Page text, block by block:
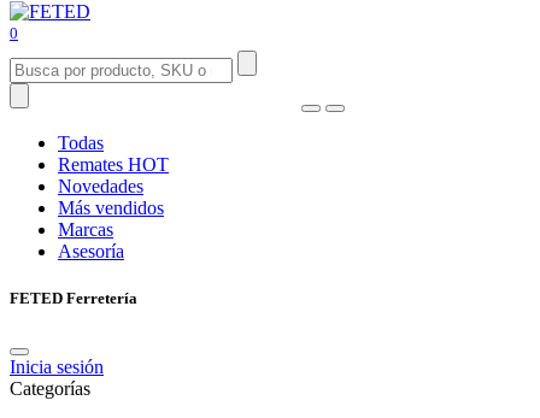
0
Todas
Remates HOT
Novedades
Más vendidos
Marcas
Asesoría
FETED Ferretería
Inicia sesión
Categorías